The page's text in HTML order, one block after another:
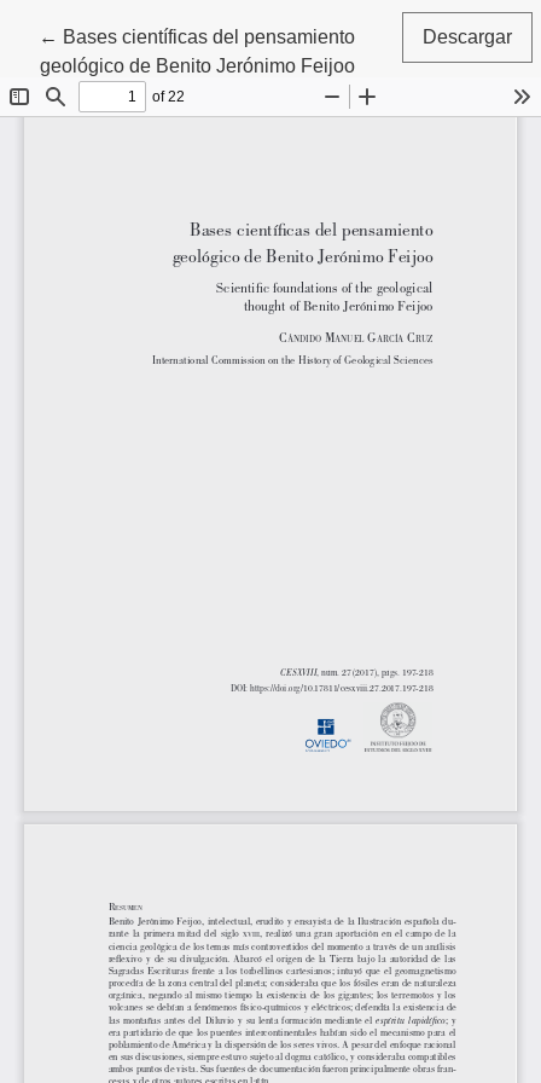
← Volver a los detalles del artículo
Bases científicas del pensamiento
geológico de Benito Jerónimo Feijoo
Descargar